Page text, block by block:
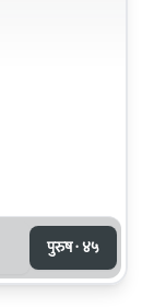
पुरुष · ४५